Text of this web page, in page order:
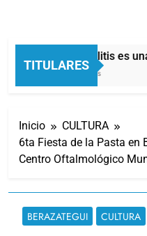
TITULARES
La bronquiolitis es
47 Minutos Atrás
Inicio
CULTURA
6ta Fiesta de la Pasta en
Centro Oftalmológico
BERAZATEGUI CULTURA